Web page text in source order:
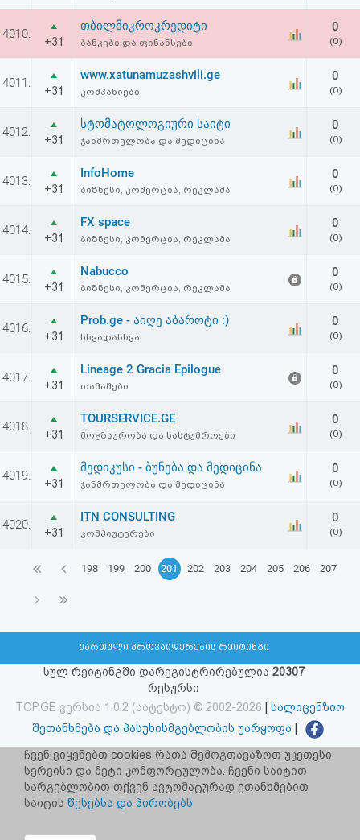
4010.
+31
თბილმიკროკრედიტი
ბანკები და ფინანსები
0
(0)
4011.
+31
www.xatunamuzashvili.ge
კომპანიები
0
(0)
4012.
+31
სტომატოლოგიური საიტი
ჯანმრთელობა და მედიცინა
0
(0)
4013.
+31
InfoHome
ბიზნესი, კომერცია, რეკლამა
0
(0)
4014.
+31
FX space
ბიზნესი, კომერცია, რეკლამა
0
(0)
4015.
+31
Nabucco
ბიზნესი, კომერცია, რეკლამა
0
(0)
4016.
+31
Prob.ge - აიღე აბაროტი :)
სხვადასხვა
0
(0)
4017.
+31
Lineage 2 Gracia Epilogue
თამაშები
0
(0)
4018.
+31
TOURSERVICE.GE
მოგზაურობა და სასტუმროები
0
(0)
4019.
+31
მედიკუსი - ბუნება და მედიცინა
ჯანმრთელობა და მედიცინა
0
(0)
4020.
+31
ITN CONSULTING
კომპიუტერები
0
(0)
198 199 200 201 202 203 204 205 206 207
ქართული პროვაიდერების რეიტინგი
სულ რეიტინგში დარეგისტრირებულია 20307
რესურსი
TOP.GE ვერსია 1.0.2 (სატესტო) © 2002-2026
სალიცენზიო
შეთანხმება და პასუხისმგებლობის უარყოფა
facebook.com/TOP.GE
იხილეთ TOP.GE - ის ძველი ვერსია ბმულზე
ჩვენ ვიყენებთ cookies რათა შემოგთავაზოთ უკეთესი
სერვისი და მეტი კომფორტულობა. ჩვენი საიტით
სარგებლობით თქვენ ავტომატურად ეთანხმებით
საიტის წესებსა და პირობებს